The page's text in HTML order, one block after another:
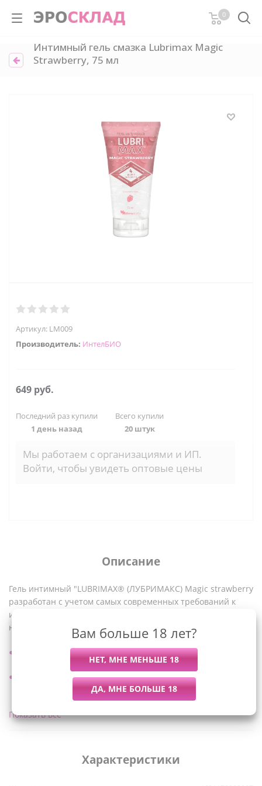
0
Интимный гель смазка Lubrimax Magic
Strawberry, 75 мл
Артикул: LM009
Производитель: ИнтелБИО
649 руб.
Последний раз купили
1 день назад
Всего купили
20 штук
Мы работаем с организациями и ИП.
Войти, чтобы увидеть оптовые цены
Описание
Гель интимный "LUBRIMAX® (ЛУБРИМАКС) Magic strawberry
разработан с учетом самых современных требований к
интимным средствам и максимально приближен к
натуральной смазке:
восполняет недостаток естественной смазки,
дополнительно увлажняет, смазывает при ощущениях
дискомфорта в начале и в ходе полового акта,
вызванного сухостью вагинальной и других интимных
зон;
не оставляет следов на одежде и белье, легко смывается
Показать все
Характеристики
Вам больше 18 лет?